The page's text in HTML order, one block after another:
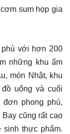
sum họp gia
với hơn 200
những khu ẩm
món Nhật, khu
uống và cuối
phong phú,
cũng rất cao
thực phẩm.